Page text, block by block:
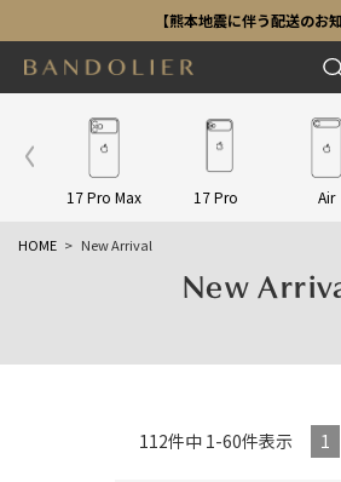
【熊本地震に伴う配送のお
17 Pro Max 17 Pro Air
HOME New Arrival
New
112件中 1-60件表示 1